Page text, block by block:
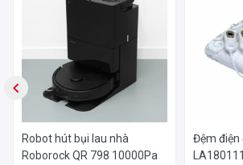
Robot hút bụi lau nhà
Roborock QR 798 10000Pa
Đệm điện
LA180111